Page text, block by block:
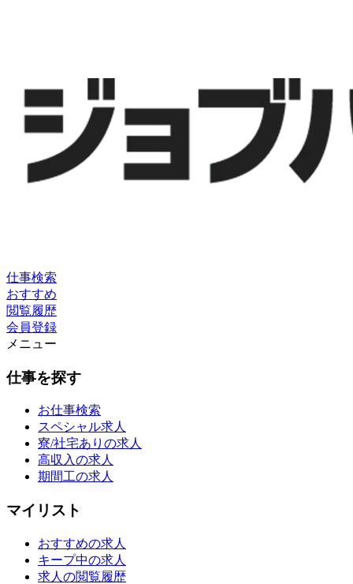
仕事検索
おすすめ
閲覧履歴
会員登録
メニュー
仕事を探す
お仕事検索
スペシャル求人
寮/社宅ありの求人
高収入の求人
期間工の求人
マイリスト
おすすめの求人
キープ中の求人
求人の閲覧履歴